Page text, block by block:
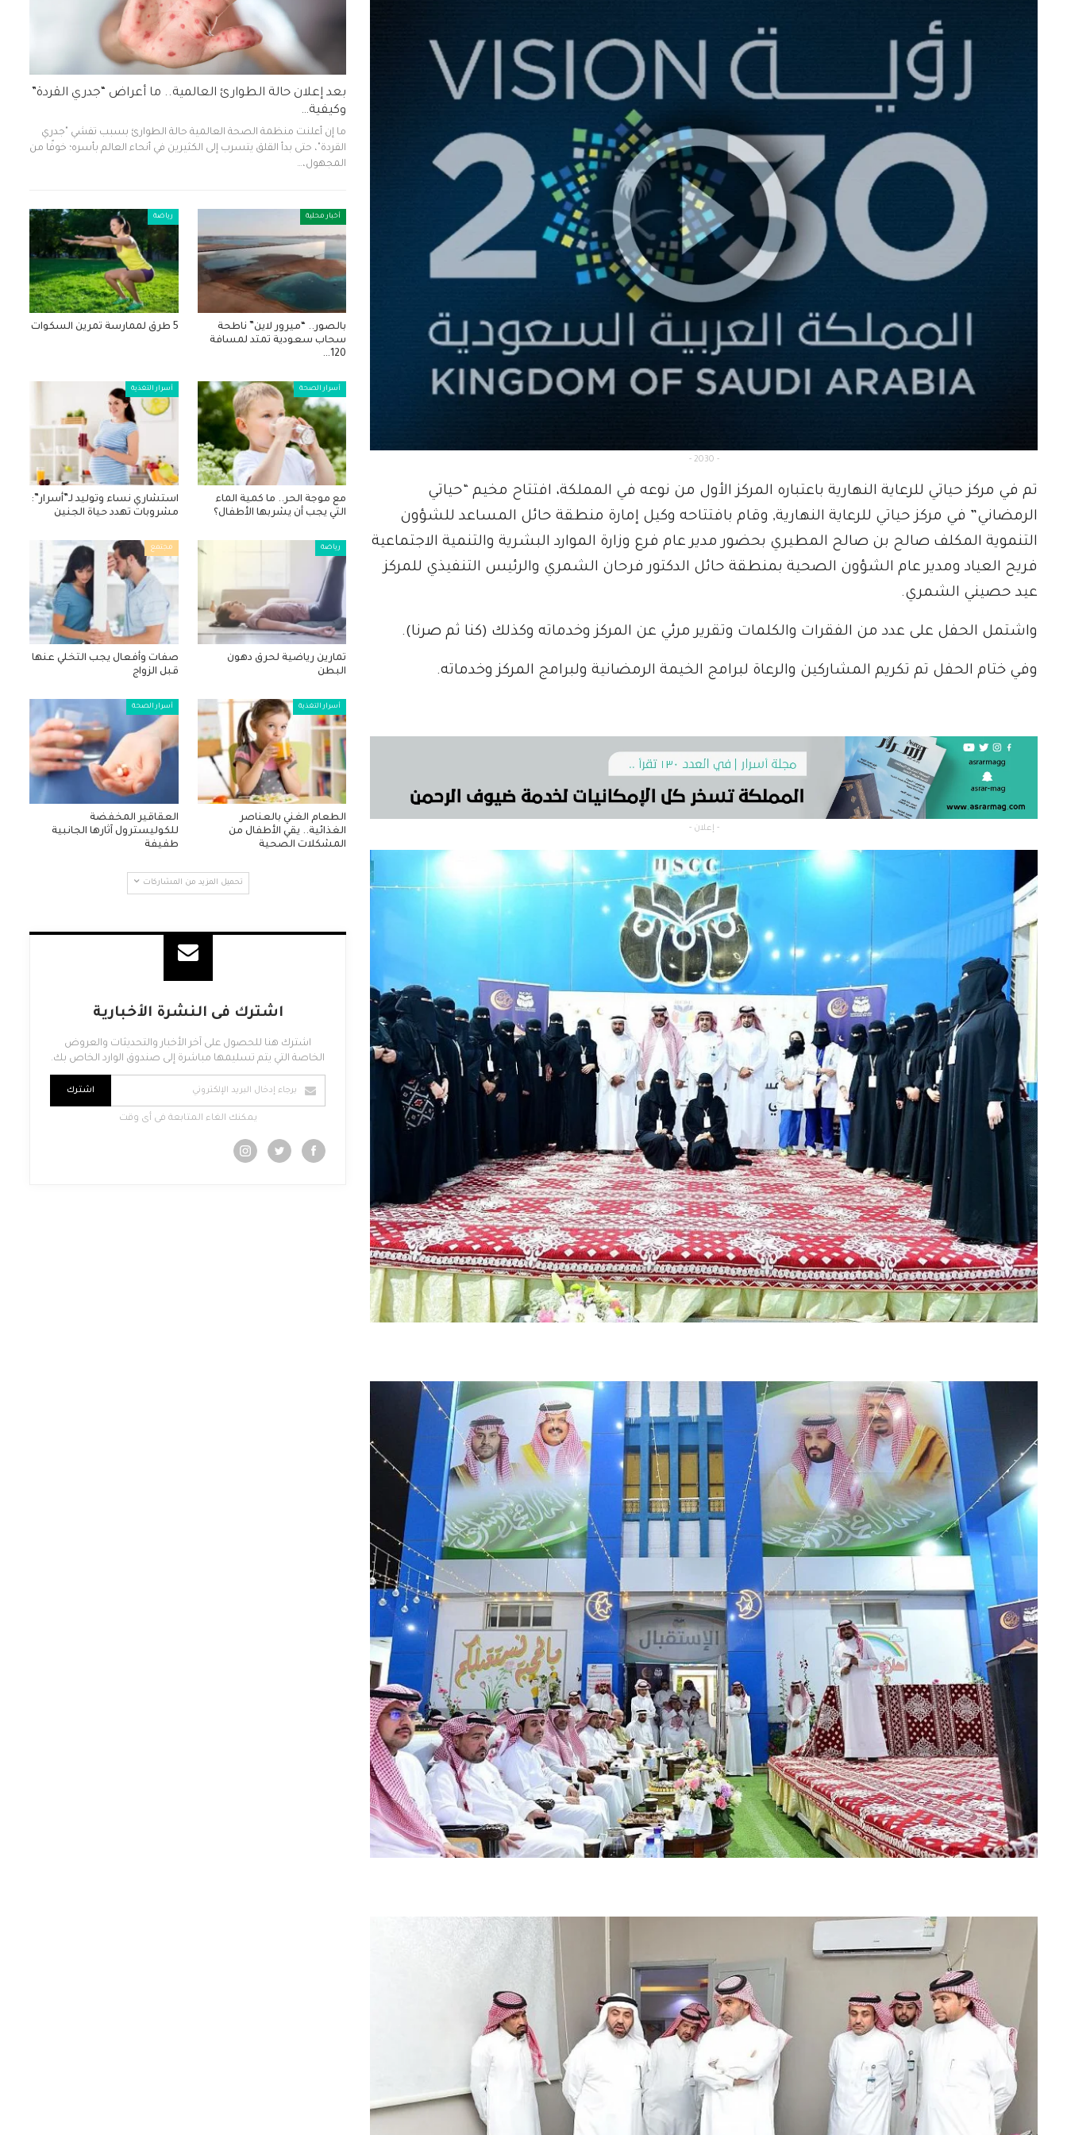
- 2030 -
تم في مركز حياتي للرعاية النهارية باعتباره المركز الأول من نوعه في المملكة، افتتاح مخيم “حياتي
الرمضاني” في مركز حياتي للرعاية النهارية, وقام بافتتاحه وكيل إمارة منطقة حائل المساعد للشؤون
التنموية المكلف صالح بن صالح المطيري بحضور مدير عام فرع وزارة الموارد البشرية والتنمية الاجتماعية
فريح العياد ومدير عام الشؤون الصحية بمنطقة حائل الدكتور فرحان الشمري والرئيس التنفيذي للمركز
عيد حصيني الشمري.
واشتمل الحفل على عدد من الفقرات والكلمات وتقرير مرئي عن المركز وخدماته وكذلك (كنا ثم صرنا).
وفي ختام الحفل تم تكريم المشاركين والرعاة لبرامج الخيمة الرمضانية ولبرامج المركز وخدماته.
- إعلان -
بعد إعلان حالة الطوارئ العالمية.. ما أعراض “جدري القردة”
وكيفية…
ما إن أعلنت منظمة الصحة العالمية حالة الطوارئ بسبب تفشي "جدري
القردة"، حتى بدأ القلق يتسرب إلى الكثيرين في أنحاء العالم بأسره؛ خوفًا من
المجهول،…
أخبار محلية
بالصور.. “ميرور لاين” ناطحة
سحاب سعودية تمتد لمسافة
120…
رياضة
5 طرق لممارسة تمرين السكوات
أسرار الصحة
مع موجة الحر.. ما كمية الماء
التي يجب أن يشربها الأطفال؟
أسرار التغذية
استشاري نساء وتوليد لـ”أسرار”:
مشروبات تهدد حياة الجنين
رياضة
تمارين رياضية لحرق دهون
البطن
مجتمع
صفات وأفعال يجب التخلي عنها
قبل الزواج
أسرار التغذية
الطعام الغني بالعناصر
الغذائية.. يقي الأطفال من
المشكلات الصحية
أسرار الصحة
العقاقير المخفضة
للكوليسترول آثارها الجانبية
طفيفة
تحميل المزيد من المشاركات
اشترك فى النشرة الأخبارية
اشترك هنا للحصول على آخر الأخبار والتحديثات والعروض
الخاصة التي يتم تسليمها مباشرة إلى صندوق الوارد الخاص بك.
اشترك
يمكنك الغاء المتابعة فى أى وقت